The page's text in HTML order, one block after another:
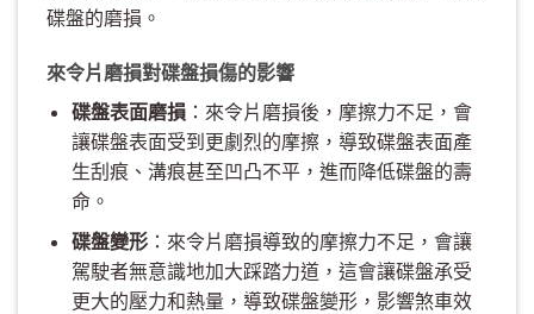
碟盤的磨損。
來令片磨損對碟盤損傷的影響
碟盤表面磨損：來令片磨損後，摩擦力不足，會
讓碟盤表面受到更劇烈的摩擦，導致碟盤表面產
生刮痕、溝痕甚至凹凸不平，進而降低碟盤的壽
命。
碟盤變形：來令片磨損導致的摩擦力不足，會讓
駕駛者無意識地加大踩踏力道，這會讓碟盤承受
更大的壓力和熱量，導致碟盤變形，影響煞車效